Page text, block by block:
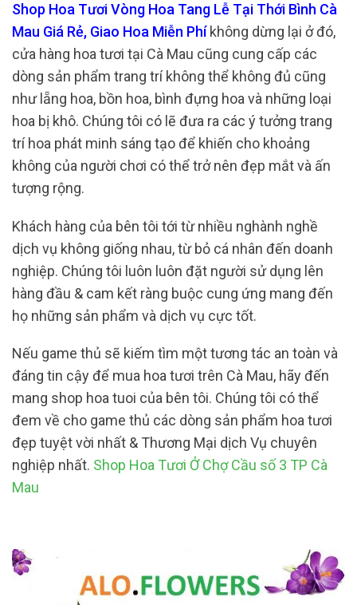
Shop Hoa Tươi Vòng Hoa Tang Lễ Tại Thới Bình Cà
Mau Giá Rẻ, Giao Hoa Miễn Phíkhông dừng lại ở đó,
cửa hàng hoa tươi tại Cà Mau cũng cung cấp các
dòng sản phẩm trang trí không thể không đủ cũng
như lẵng hoa, bồn hoa, bình đựng hoa và những loại
hoa bị khô. Chúng tôi có lẽ đưa ra các ý tưởng trang
trí hoa phát minh sáng tạo để khiến cho khoảng
không của người chơi có thể trở nên đẹp mắt và ấn
tượng rộng.
Khách hàng của bên tôi tới từ nhiều nghành nghề
dịch vụ không giống nhau, từ bỏ cá nhân đến doanh
nghiệp. Chúng tôi luôn luôn đặt người sử dụng lên
hàng đầu & cam kết ràng buộc cung ứng mang đến
họ những sản phẩm và dịch vụ cực tốt.
Nếu game thủ sẽ kiếm tìm một tương tác an toàn và
đáng tin cậy để mua hoa tươi trên Cà Mau, hãy đến
mang shop hoa tuoi của bên tôi. Chúng tôi có thể
đem về cho game thủ các dòng sản phẩm hoa tươi
đẹp tuyệt vời nhất & Thương Mại dịch Vụ chuyên
nghiệp nhất. Shop Hoa Tươi Ở Chợ Cầu số 3 TP Cà
Mau